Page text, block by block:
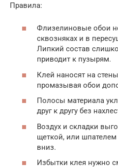
Правила:
Флизелиновые обои
сквозняках и в
Липкий состав
приводит к пузырям.
Клей наносят на
промазывая обои
Полосы материала
друг к другу без
Воздух и складки
щеткой, или шпателем
вниз.
Избытки клея нужно